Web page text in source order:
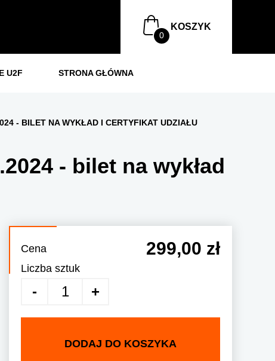
KOSZYK
U2F STRONA GŁÓWNA
- BILET NA WYKŁAD I CERTYFIKAT UDZIAŁU
- bilet na wykład
Cena 299,00 zł
Liczba sztuk
DODAJ DO KOSZYKA